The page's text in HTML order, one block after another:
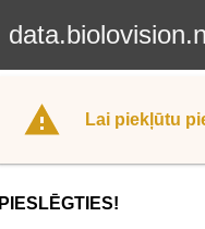
Lai piekļūtu
PIESLĒGTIES!